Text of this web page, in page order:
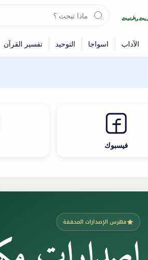
فيسبوك
فهرس الإصدارات المحققة